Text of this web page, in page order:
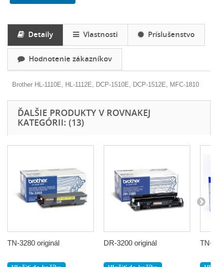
Detaily Vlastnosti Príslušenstvo
Hodnotenie zákazníkov
Brother HL-1110E, HL-1112E, DCP-1510E, DCP-1512E, MFC-1810
ĎALŠIE PRODUKTY V ROVNAKEJ
KATEGÓRII: (13)
TN-3280 originál DR-3200 originál TN-